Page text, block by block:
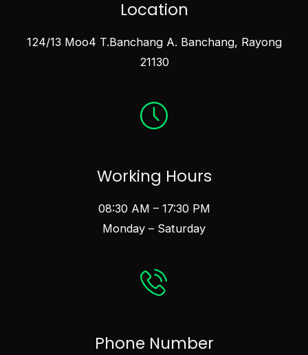
Location
124/13 Moo4 T.Banchang A. Banchang, Rayong
21130
Working Hours
08:30 AM – 17:30 PM
Monday – Saturday
Phone Number